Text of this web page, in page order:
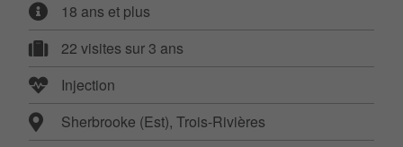
18 ans et plus
22 visites sur 3 ans
Injection
Sherbrooke (Est), Trois-Rivières